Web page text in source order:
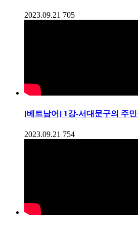
2023.09.21 705
[베트남어] 1강-서대문구의 주민
2023.09.21 754